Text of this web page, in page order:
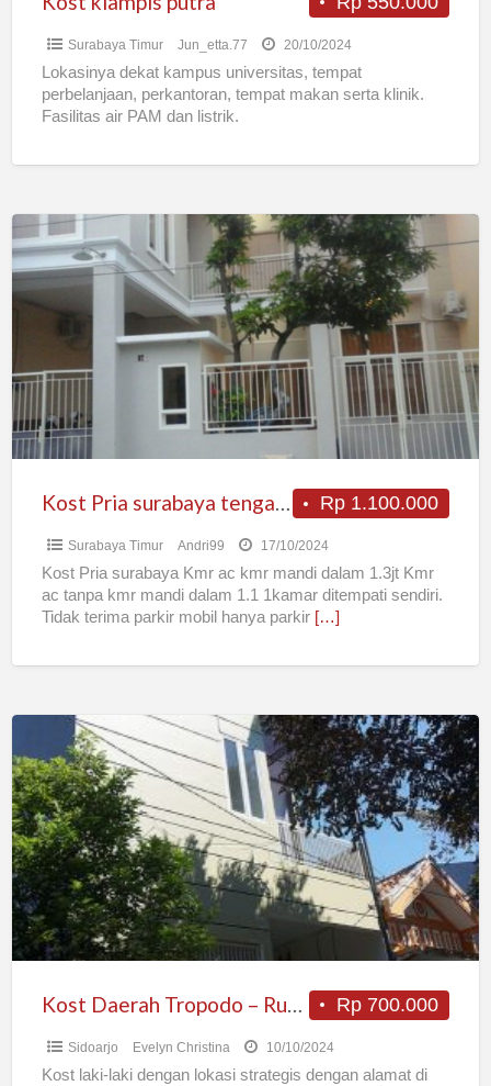
Surabaya Timur Jun_etta.77 20/10/2024
Lokasinya dekat kampus universitas, tempat
perbelanjaan, perkantoran, tempat makan serta klinik.
Fasilitas air PAM dan listrik.
Kost
Pria
surabaya
tengah
Rp 1.100.000
Kost Pria surabaya tengah kota
Surabaya Timur Andri99 17/10/2024
Kost Pria surabaya Kmr ac kmr mandi dalam 1.3jt Kmr
ac tanpa kmr mandi dalam 1.1 1kamar ditempati sendiri.
Tidak terima parkir mobil hanya parkir […]
Daerah
Tropodo
–
Rungkut
Industri
Murah
dan
Strategis
Rp 700.000
Kost Daerah Tropodo – Rungkut Industri Murah dan Strategis
Sidoarjo Evelyn Christina 10/10/2024
Kost laki-laki dengan lokasi strategis dengan alamat di